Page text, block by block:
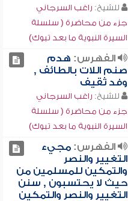
للشيخ: راغب السرجاني
جزء من محاضرة ( سلسلة
السيرة النبوية ما بعد تبوك)
الفهرس: هدم
صنم اللات بالطائف ,
وفد ثقيف
للشيخ: راغب السرجاني
جزء من محاضرة ( سلسلة
السيرة النبوية ما بعد تبوك)
الفهرس:مجيء
التغيير والنصر
والتمكين للمسلمين من
حيث لا يحتسبون , سنن
التغيير والنصر والتمكين